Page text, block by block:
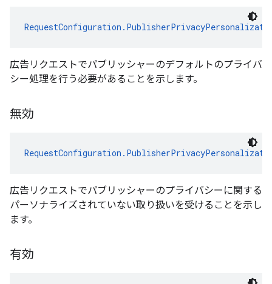
広告リクエストでパブリッシャーのデフォルトのプライバ
シー処理を行う必要があることを示します。
無効
広告リクエストでパブリッシャーのプライバシーに関する
パーソナライズされていない取り扱いを受けることを示し
ます。
有効